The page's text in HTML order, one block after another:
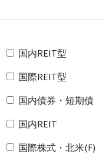
国内REIT型
国際REIT型
国内債券・短期債
国内REIT
国際株式・北米(F)